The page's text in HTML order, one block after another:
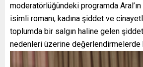
moderatörlüğündeki programda Aral’ın
isimli romanı, kadına şiddet ve
toplumda bir salgın haline gelen şiddet
nedenleri üzerine değerlendirmelerde